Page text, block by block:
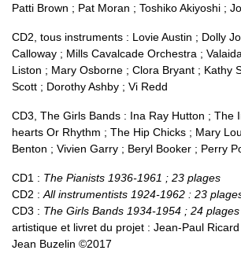
Patti Brown ; Pat Moran ; Toshiko Akiyoshi ;
CD2, tous instruments : Lovie Austin ; Dolly
Calloway ; Mills Cavalcade Orchestra ;
Liston ; Mary Osborne ; Clora Bryant ; Kathy
Scott ; Dorothy Ashby ; Vi Redd
CD3, The Girls Bands : Ina Ray Hutton ; The
hearts Or Rhythm ; The Hip Chicks ; Mary
Benton ; Vivien Garry ; Beryl Booker ; Perry
CD1 : The Pianists 1936-1961 ; 23 plages
CD2 : All instrumentists 1924-1962 : 23
CD3 : The Girls Bands 1934-1954 ; 24 plages
artistique et livret du projet : Jean-Paul
Jean Buzelin ©2017